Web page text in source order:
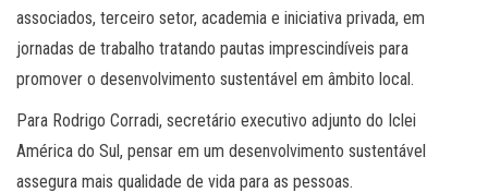
associados, terceiro setor, academia e iniciativa privada, em
jornadas de trabalho tratando pautas imprescindíveis para
promover o desenvolvimento sustentável em âmbito local.
Para Rodrigo Corradi, secretário executivo adjunto do Iclei
América do Sul, pensar em um desenvolvimento sustentável
assegura mais qualidade de vida para as pessoas.